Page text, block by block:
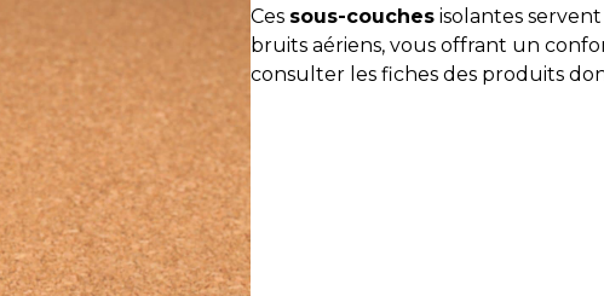
Ces sous-couches isolantes
bruits aériens, vous offrant un
consulter les fiches des produits